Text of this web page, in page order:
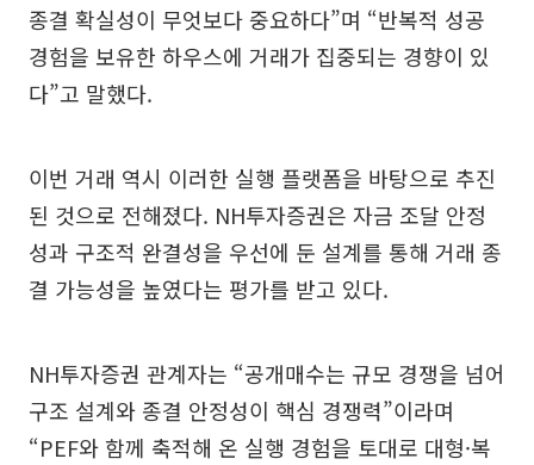
종결 확실성이 무엇보다 중요하다”며 “반복적 성공
경험을 보유한 하우스에 거래가 집중되는 경향이 있
다”고 말했다.
이번 거래 역시 이러한 실행 플랫폼을 바탕으로 추진
된 것으로 전해졌다. NH투자증권은 자금 조달 안정
성과 구조적 완결성을 우선에 둔 설계를 통해 거래 종
결 가능성을 높였다는 평가를 받고 있다.
NH투자증권 관계자는 “공개매수는 규모 경쟁을 넘어
구조 설계와 종결 안정성이 핵심 경쟁력”이라며
“PEF와 함께 축적해 온 실행 경험을 토대로 대형·복